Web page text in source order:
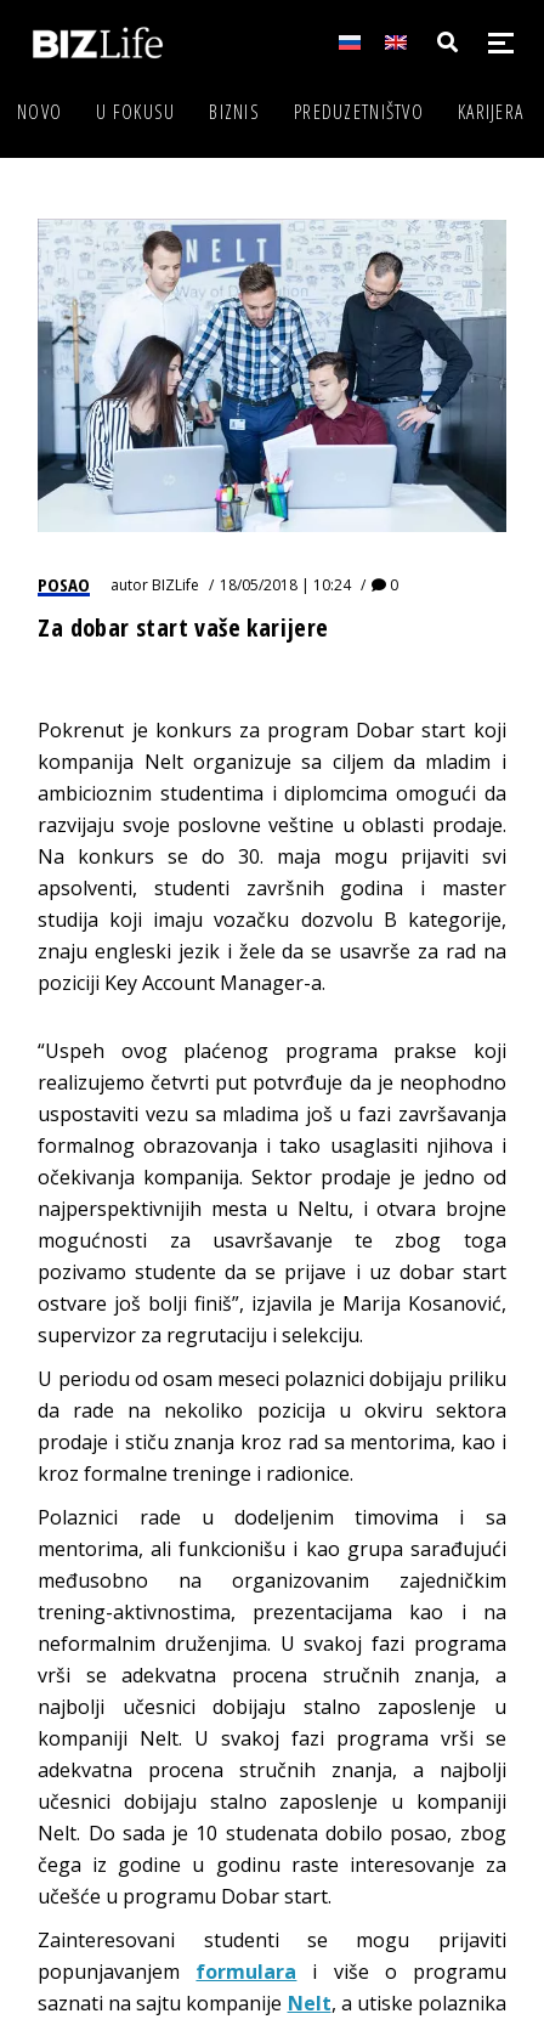
NOVO U FOKUSU BIZNIS PREDUZETNIŠTVO KARIJERA
POSAO autorBIZLife 18/05/2018 | 10:24 0
Za dobar start vaše karijere
Pokrenut je konkurs za program Dobar start koji
kompanija Nelt organizuje sa ciljem da mladim i
ambicioznim studentima i diplomcima omogući da
razvijaju svoje poslovne veštine u oblasti prodaje.
Na konkurs se do 30. maja mogu prijaviti svi
apsolventi, studenti završnih godina i master
studija koji imaju vozačku dozvolu B kategorije,
znaju engleski jezik i žele da se usavrše za rad na
poziciji Key Account Manager-a.
“Uspeh ovog plaćenog programa prakse koji
realizujemo četvrti put potvrđuje da je neophodno
uspostaviti vezu sa mladima još u fazi završavanja
formalnog obrazovanja i tako usaglasiti njihova i
očekivanja kompanija. Sektor prodaje je jedno od
najperspektivnijih mesta u Neltu, i otvara brojne
mogućnosti za usavršavanje te zbog toga
pozivamo studente da se prijave i uz dobar start
ostvare još bolji finiš”, izjavila je Marija Kosanović,
supervizor za regrutaciju i selekciju.
U periodu od osam meseci polaznici dobijaju priliku
da rade na nekoliko pozicija u okviru sektora
prodaje i stiču znanja kroz rad sa mentorima, kao i
kroz formalne treninge i radionice.
Polaznici rade u dodeljenim timovima i sa
mentorima, ali funkcionišu i kao grupa sarađujući
međusobno na organizovanim zajedničkim
trening-aktivnostima, prezentacijama kao i na
neformalnim druženjima. U svakoj fazi programa
vrši se adekvatna procena stručnih znanja, a
najbolji učesnici dobijaju stalno zaposlenje u
kompaniji Nelt. U svakoj fazi programa vrši se
adekvatna procena stručnih znanja, a najbolji
učesnici dobijaju stalno zaposlenje u kompaniji
Nelt. Do sada je 10 studenata dobilo posao, zbog
čega iz godine u godinu raste interesovanje za
učešće u programu Dobar start.
Zainteresovani studenti se mogu prijaviti
popunjavanjem formulara i više o programu
saznati na sajtu kompanije Nelt, a utiske polaznika